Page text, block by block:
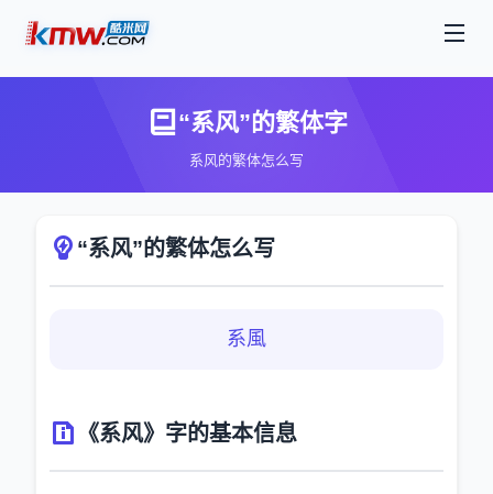
“系风”的繁体字
系风的繁体怎么写
“系风”的繁体怎么写
系風
《系风》字的基本信息